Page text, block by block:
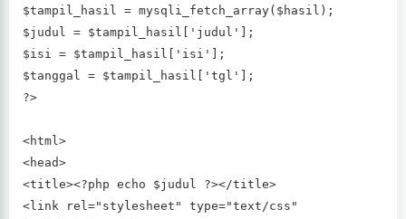
$tampil_hasil = mysqli_fetch_array($hasil);
$judul = $tampil_hasil['judul'];
$isi = $tampil_hasil['isi'];
$tanggal = $tampil_hasil['tgl'];
?>
<html>
<head>
<title><?php echo $judul ?></title>
<link rel="stylesheet" type="text/css"